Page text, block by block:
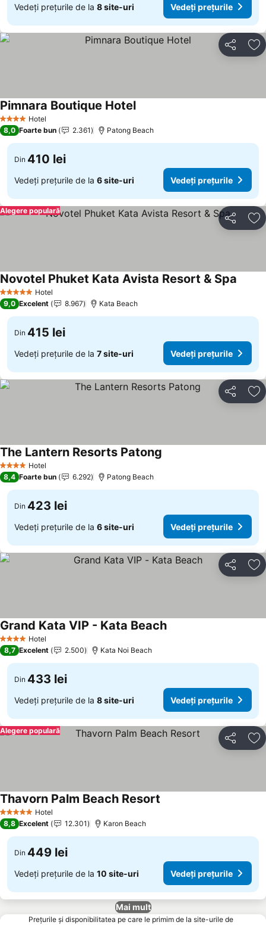
Vedeți prețurile de la 8 site-uri Vedeți prețurile
Distribuiți
4 Stele Hotel
Pimnara Boutique Hotel
8,0 Foarte bun 2.361 Patong Beach
Din 410 lei
Vedeți prețurile de la 6 site-uri Vedeți prețurile
Distribuiți
Alegere populară
5 Stele Hotel
Novotel Phuket Kata Avista Resort & Spa
9,0 Excelent 8.967 Kata Beach
Din 415 lei
Vedeți prețurile de la 7 site-uri Vedeți prețurile
Distribuiți
4 Stele Hotel
The Lantern Resorts Patong
8,4 Foarte bun 6.292 Patong Beach
Din 423 lei
Vedeți prețurile de la 6 site-uri Vedeți prețurile
Distribuiți
4 Stele Hotel
Grand Kata VIP - Kata Beach
8,7 Excelent 2.500 Kata Noi Beach
Din 433 lei
Vedeți prețurile de la 8 site-uri Vedeți prețurile
Distribuiți
Alegere populară
5 Stele Hotel
Thavorn Palm Beach Resort
8,8 Excelent 12.301 Karon Beach
Din 449 lei
Vedeți prețurile de la 10 site-uri Vedeți prețurile
Mai mult
Prețurile și disponibilitatea pe care le primim de la site-urile de